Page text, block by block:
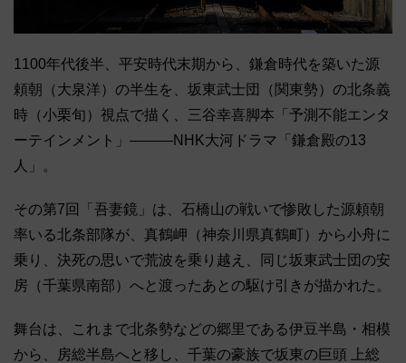
1100年代後半、平安時代末期から、鎌倉時代を築いた源
頼朝（大泉洋）の半生を、坂東武士団（関東勢）の北条義
時（小栗旬）視点で描く、三谷幸喜脚本「予測不能エンタ
ーテインメント」―――NHK大河ドラマ「鎌倉殿の13
人」。
その第7回「吾妻鏡」は、石橋山の戦いで惨敗した源頼朝
率いる北条部隊が、真鶴岬（神奈川県真鶴町）から小舟に
乗り、決死の思いで荒波を乗り越え、同じ坂東武士団の安
房（千葉県南部）へと渡ったあとの駆け引きが描かれた。
舞台は、これまで北条勢などの郷里である伊豆半島・相模
から、房総半島へと移し、千葉の豪族で坂東の巨頭 上総